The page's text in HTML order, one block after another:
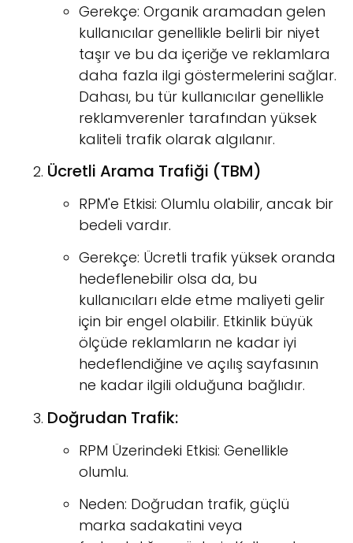
Gerekçe: Organik aramadan gelen
kullanıcılar genellikle belirli bir niyet
taşır ve bu da içeriğe ve reklamlara
daha fazla ilgi göstermelerini sağlar.
Dahası, bu tür kullanıcılar genellikle
reklamverenler tarafından yüksek
kaliteli trafik olarak algılanır.
Ücretli Arama Trafiği (TBM)
RPM'e Etkisi: Olumlu olabilir, ancak bir
bedeli vardır.
Gerekçe: Ücretli trafik yüksek oranda
hedeflenebilir olsa da, bu
kullanıcıları elde etme maliyeti gelir
için bir engel olabilir. Etkinlik büyük
ölçüde reklamların ne kadar iyi
hedeflendiğine ve açılış sayfasının
ne kadar ilgili olduğuna bağlıdır.
Doğrudan Trafik:
RPM Üzerindeki Etkisi: Genellikle
olumlu.
Neden: Doğrudan trafik, güçlü
marka sadakatini veya